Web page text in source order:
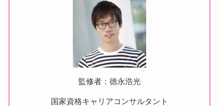
監修者：徳永浩光
国家資格キャリアコンサルタント